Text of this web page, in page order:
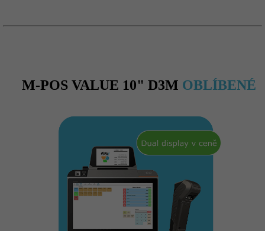
M-POS VALUE 10" D3M OBLÍBENÉ